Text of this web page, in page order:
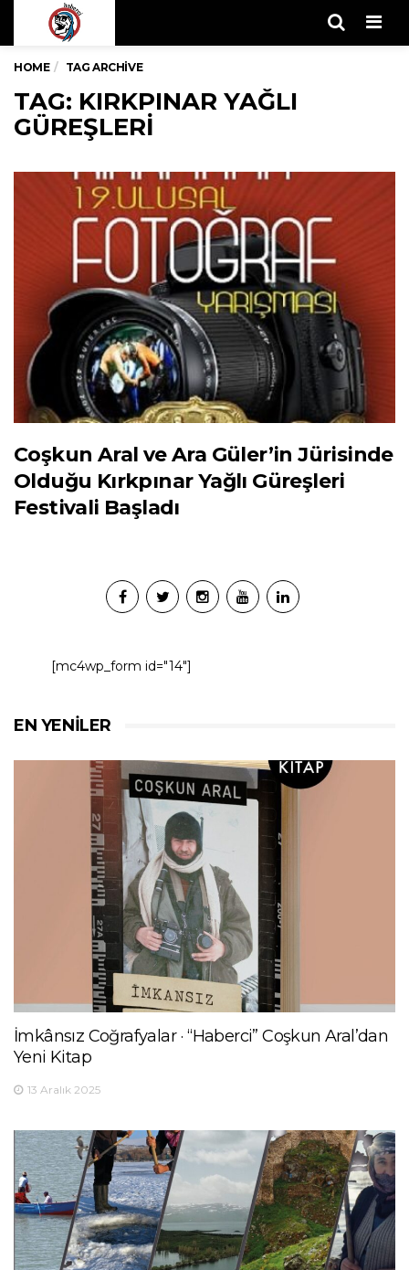
HOME TAG ARCHIVE
TAG: KIRKPINAR YAĞLI
GÜREŞLERI
Coşkun Aral ve Ara Güler’in Jürisinde
Olduğu Kırkpınar Yağlı Güreşleri
Festivali Başladı
[mc4wp_form id="14"]
EN YENILER
İmkânsız Coğrafyalar · “Haberci” Coşkun Aral’dan
Yeni Kitap
13 Aralık 2025